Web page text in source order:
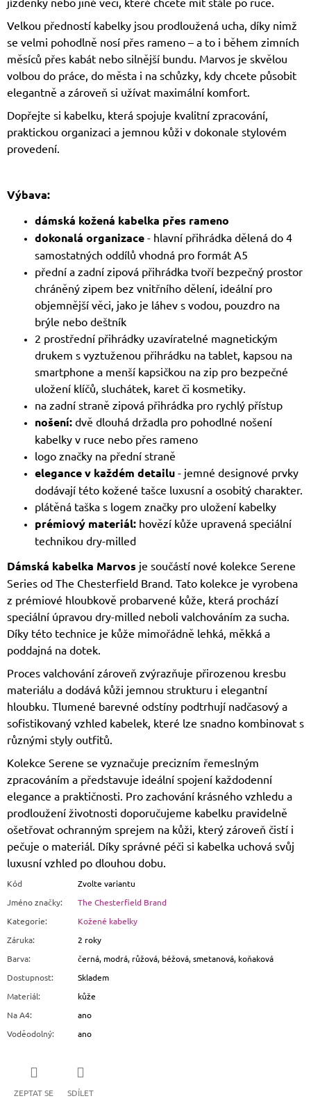
Velkou předností kabelky jsou prodloužená ucha, díky nimž
se velmi pohodlně nosí přes rameno – a to i během zimních
měsíců přes kabát nebo silnější bundu. Marvos je skvělou
volbou do práce, do města i na schůzky, kdy chcete působit
elegantně a zároveň si užívat maximální komfort.
Dopřejte si kabelku, která spojuje kvalitní zpracování,
praktickou organizaci a jemnou kůži v dokonale stylovém
provedení.
Výbava:
dámská kožená kabelka přes rameno
dokonalá organizace - hlavní přihrádka dělená do 4
samostatných oddílů vhodná pro formát A5
přední a zadní zipová přihrádka tvoří bezpečný prostor
chráněný zipem bez vnitřního dělení, ideální pro
objemnější věci, jako je láhev s vodou, pouzdro na
brýle nebo deštník
2 prostřední přihrádky uzavíratelné magnetickým
drukem s vyztuženou přihrádku na tablet, kapsou na
smartphone a menší kapsičkou na zip pro bezpečné
uložení klíčů, sluchátek, karet či kosmetiky.
na zadní straně zipová přihrádka pro rychlý přístup
nošení: dvě dlouhá držadla pro pohodlné nošení
kabelky v ruce nebo přes rameno
logo značky na přední straně
elegance v každém detailu - jemné designové prvky
dodávají této kožené tašce luxusní a osobitý charakter.
plátěná taška s logem značky pro uložení kabelky
prémiový materiál: hovězí kůže upravená speciální
technikou dry-milled
Dámská kabelka Marvos je součástí nové kolekce Serene
Series od The Chesterfield Brand. Tato kolekce je vyrobena
z prémiové hloubkově probarvené kůže, která prochází
speciální úpravou dry-milled neboli valchováním za sucha.
Díky této technice je kůže mimořádně lehká, měkká a
poddajná na dotek.
Proces valchování zároveň zvýrazňuje přirozenou kresbu
materiálu a dodává kůži jemnou strukturu i elegantní
hloubku. Tlumené barevné odstíny podtrhují nadčasový a
sofistikovaný vzhled kabelek, které lze snadno kombinovat s
různými styly outfitů.
Kolekce Serene se vyznačuje precizním řemeslným
zpracováním a představuje ideální spojení každodenní
elegance a praktičnosti. Pro zachování krásného vzhledu a
prodloužení životnosti doporučujeme kabelku pravidelně
ošetřovat ochranným sprejem na kůži, který zároveň čistí i
pečuje o materiál. Díky správné péči si kabelka uchová svůj
luxusní vzhled po dlouhou dobu.
Kód
Zvolte variantu
Jméno značky:
The Chesterfield Brand
Kategorie:
Kožené kabelky
Záruka:
2 roky
Barva:
černá, modrá, růžová, béžová, smetanová, koňaková
Dostupnost:
Skladem
Materiál:
kůže
Na A4:
ano
Voděodolný: ano
ZEPTAT SE SDÍLET